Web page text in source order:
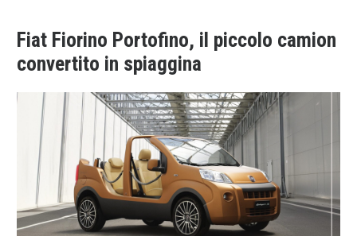
Fiat Fiorino Portofino, il piccolo camion
convertito in spiaggina